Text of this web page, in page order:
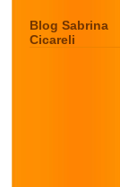
Blog Sabrina
Cicareli